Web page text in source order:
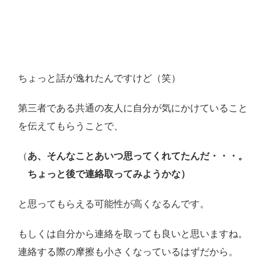
ちょっと話が逸れたんですけど（笑）
第三者である共通の友人に自分が気にかけていること
を伝えてもらうことで、
（あ、そんなことあいつ思ってくれてたんだ・・・。
ちょっと後で連絡取ってみようかな）
と思ってもらえる可能性が高くなるんです。
もしくは自分から連絡を取っても良いと思いますね。
連絡する際の摩擦も小さくなっているはずだから。